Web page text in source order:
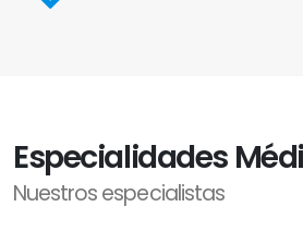
Especialidades
Nuestros especialistas